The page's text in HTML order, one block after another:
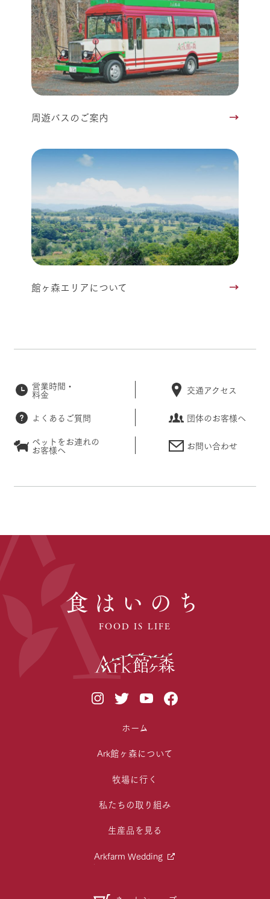
周遊バスのご案内
館ヶ森エリアについて
営業時間・
料金 交通アクセス
よくあるご質問
団体のお客様へ
ペットをお連れの
お客様へ お問い合わせ
食はいのち
FOOD IS LIFE
ホーム
Ark館ヶ森について
牧場に行く
私たちの取り組み
生産品を見る
Arkfarm Wedding